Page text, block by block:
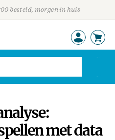
besteld, morgen in huis
met data